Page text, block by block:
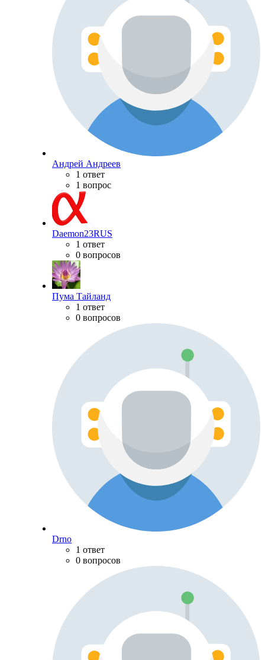
Андрей Андреев
1 ответ
1 вопрос
Daemon23RUS
1 ответ
0 вопросов
Пума Тайланд
1 ответ
0 вопросов
Drno
1 ответ
0 вопросов